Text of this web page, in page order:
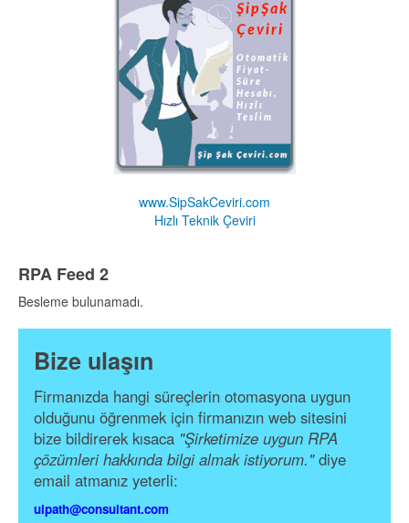
www.SipSakCeviri.com
Hızlı Teknik Çeviri
RPA Feed 2
Besleme bulunamadı.
Bize ulaşın
Firmanızda hangi süreçlerin otomasyona uygun
olduğunu öğrenmek için firmanızın web sitesini
bize bildirerek kısaca "Şirketimize uygun RPA
çözümleri hakkında bilgi almak istiyorum."diye
email atmanız yeterli:
uipath@consultant.com